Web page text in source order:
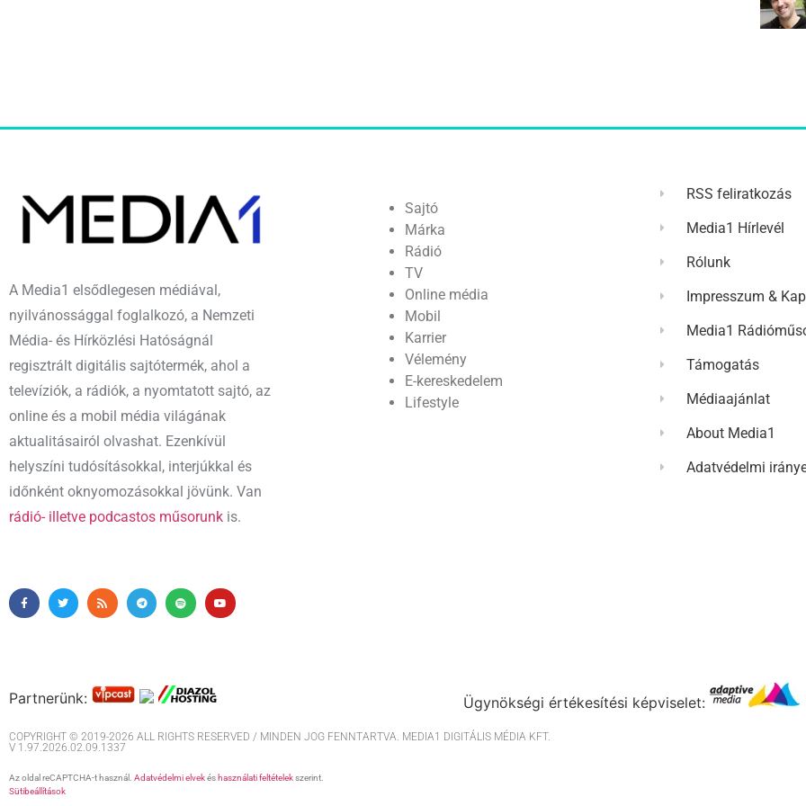
A Media1 elsődlegesen médiával,
nyilvánossággal foglalkozó, a Nemzeti
Média- és Hírközlési Hatóságnál
regisztrált digitális sajtótermék, ahol a
televíziók, a rádiók, a nyomtatott sajtó, az
online és a mobil média világának
aktualitásairól olvashat. Ezenkívül
helyszíni tudósításokkal, interjúkkal és
időnként oknyomozásokkal jövünk. Van
rádió- illetve podcastos műsorunk is.
Sajtó
Márka
Rádió
TV
Online média
Mobil
Karrier
Vélemény
E-kereskedelem
Lifestyle
RSS feliratkozás
Media1 Hírlevél
Rólunk
Impresszum &
Media1
Támogatás
Médiaajánlat
About Media1
Adatvédelmi
Partnerünk: Ügynökségi értékesítési képviselet:
COPYRIGHT © 2019-2026 ALL RIGHTS RESERVED / MINDEN JOG FENNTARTVA. MEDIA1 DIGITÁLIS MÉDIA KFT.
V 1.97.2026.02.09.1337
Az oldal reCAPTCHA-t használ. Adatvédelmi elvekés használati feltételekszerint.
Sütibeállítások